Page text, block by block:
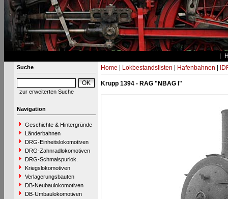
Suche
zur erweiterten Suche
Navigation
Geschichte & Hintergründe
Länderbahnen
DRG-Einheitslokomotiven
DRG-Zahnradlokomotiven
DRG-Schmalspurlok.
Kriegslokomotiven
Verlagerungsbauten
DB-Neubaulokomotiven
DB-Umbaulokomotiven
Home Lokbestandslisten Hafenbahnen
Krupp 1394 - RAG "NBAG I"